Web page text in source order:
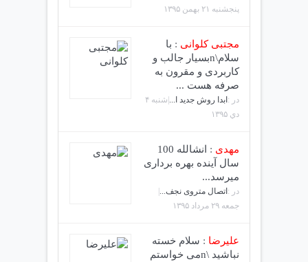
پنجشنبه ۲۱ بهمن ۱۳۹۵
مجتبی کلوانی : با
سلام\nبسیار جالب و
کاربردی و مقرون به
صرفه هست ...
در : ابدا روش جدید ا...
|شنبه ۴
دي ۱۳۹۵
مهدی :
انشالله 100
سال آینده بهره برداری
میرسد...
در : اتصال متروی نجف...
جمعه ۲۹ مرداد ۱۳۹۵
علیرضا : سلام خسته
نباشید \nمی خواستم